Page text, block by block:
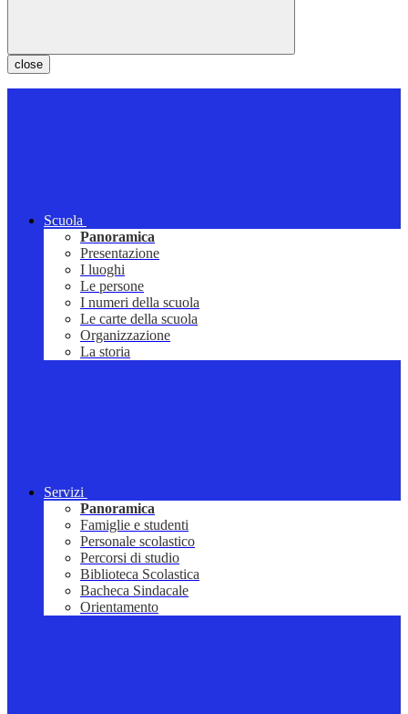
close
Scuola
Panoramica
Presentazione
I luoghi
Le persone
I numeri della scuola
Le carte della scuola
Organizzazione
La storia
Servizi
Panoramica
Famiglie e studenti
Personale scolastico
Percorsi di studio
Biblioteca Scolastica
Bacheca Sindacale
Orientamento